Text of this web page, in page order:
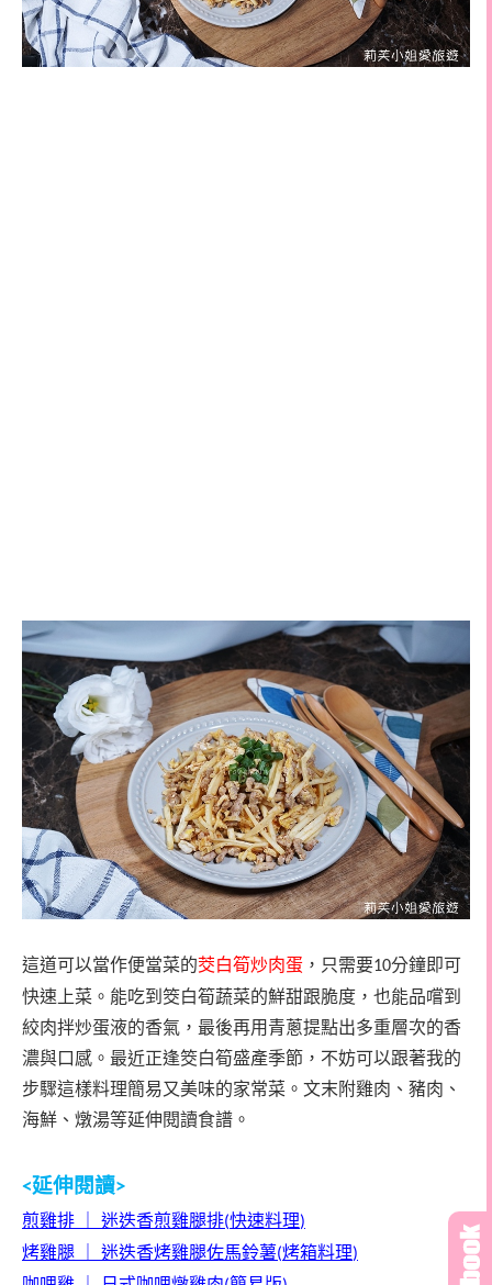
這道可以當作便當菜的茭白筍炒肉蛋 ，只需要10分鐘即可
快速上菜。能吃到筊白筍蔬菜的鮮甜跟脆度，也能品嚐到
絞肉拌炒蛋液的香氣，最後再用青蔥提點出多重層次的香
濃與口感。最近正逢筊白筍盛產季節，不妨可以跟著我的
步驟這樣料理簡易又美味的家常菜 。文末附雞肉、豬肉、
海鮮、燉湯等延伸閱讀食譜。
<延伸閱讀>
煎雞排 迷迭香煎雞腿排(快速料理)
烤雞腿 迷迭香烤雞腿佐馬鈴薯(烤箱料理)